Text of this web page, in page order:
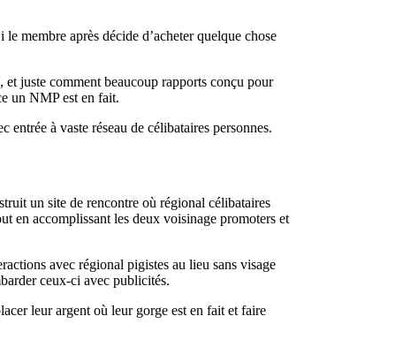
membre après décide d’acheter quelque chose
juste comment beaucoup rapports conçu pour
un NMP est en fait.
à vaste réseau de célibataires personnes.
un site de rencontre où régional célibataires
en accomplissant les deux voisinage promoters et
avec régional pigistes au lieu sans visage
ceux-ci avec publicités.
leur argent où leur gorge est en fait et faire